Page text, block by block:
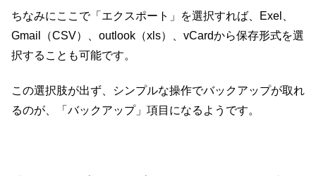
ちなみにここで「エクスポート」を選択すれば、Exel、
Gmail（CSV）、outlook（xls）、vCardから保存形式を選
択することも可能です。
この選択肢が出ず、シンプルな操作でバックアップが取れ
るのが、「バックアップ」項目になるようです。